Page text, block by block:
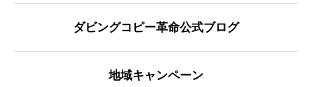
ダビングコピー革命公式ブログ
地域キャンペーン